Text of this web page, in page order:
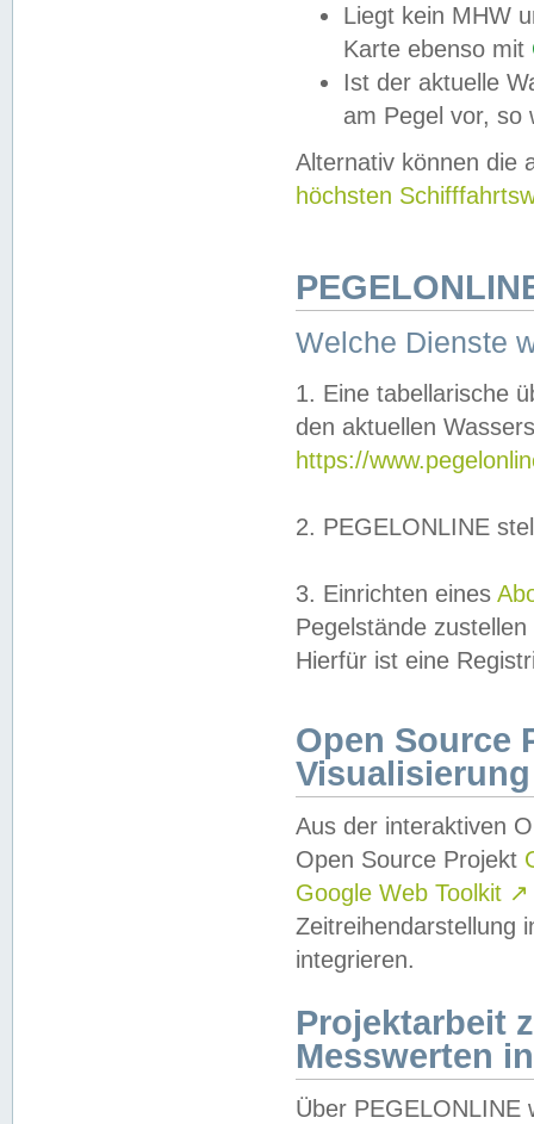
Liegt kein MHW
Karte ebenso mit
Ist der aktuelle
am Pegel vor,
Alternativ können die
höchsten
Welche Dienste
1. Eine tabellarische
den aktuellen
https://
2. PEGELONLINE
3. Einrichten eines
Pegelstände
Hierfür ist eine
Open Source
Visualisierung
Aus der interaktiven
Open Source Projekt
Google Web Toolkit ↗
Zeitreihendarstellung
integrieren.
Projektarbeit
Messwerten
Über PEGELONLINE